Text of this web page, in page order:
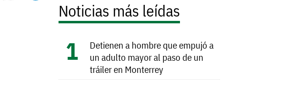
Noticias más leídas
Detienen a hombre que empujó a
un adulto mayor al paso de un
tráiler en Monterrey